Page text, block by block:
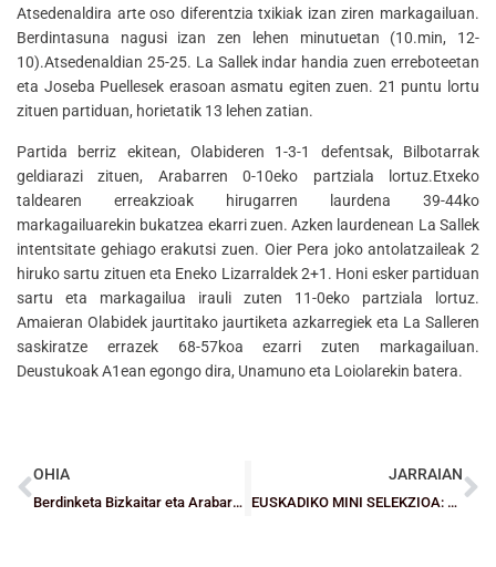
Atsedenaldira arte oso diferentzia txikiak izan ziren markagailuan.
Berdintasuna nagusi izan zen lehen minutuetan (10.min, 12-
10).Atsedenaldian 25-25. La Sallek indar handia zuen erreboteetan
eta Joseba Puellesek erasoan asmatu egiten zuen. 21 puntu lortu
zituen partiduan, horietatik 13 lehen zatian.
Partida berriz ekitean, Olabideren 1-3-1 defentsak, Bilbotarrak
geldiarazi zituen, Arabarren 0-10eko partziala lortuz.Etxeko
taldearen erreakzioak hirugarren laurdena 39-44ko
markagailuarekin bukatzea ekarri zuen. Azken laurdenean La Sallek
intentsitate gehiago erakutsi zuen. Oier Pera joko antolatzaileak 2
hiruko sartu zituen eta Eneko Lizarraldek 2+1. Honi esker partiduan
sartu eta markagailua irauli zuten 11-0eko partziala lortuz.
Amaieran Olabidek jaurtitako jaurtiketa azkarregiek eta La Salleren
saskiratze errazek 68-57koa ezarri zuten markagailuan.
Deustukoak A1ean egongo dira, Unamuno eta Loiolarekin batera.
OHIA
Berdinketa Bizkaitar eta Arabarren arteko derbi bikoitzean
JARRAIAN
EUSKADIKO MINI SELEKZIOA: Bizkaiko selekzioa, guraso baten begiradarekin